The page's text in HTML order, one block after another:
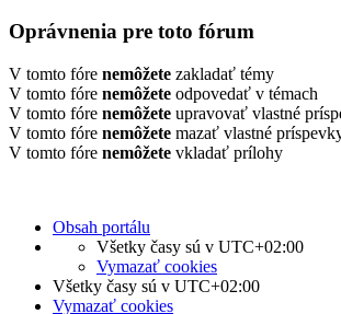
Oprávnenia pre toto fórum
V tomto fóre nemôžete zakladať témy
V tomto fóre nemôžete odpovedať v témach
V tomto fóre nemôžete upravovať vlastné
V tomto fóre nemôžete mazať vlastné
V tomto fóre nemôžete vkladať prílohy
Obsah portálu
Všetky časy sú v UTC+02:00
Vymazať cookies
Všetky časy sú v UTC+02:00
Vymazať cookies